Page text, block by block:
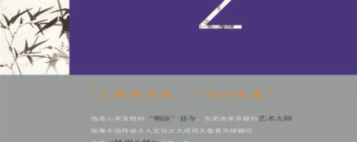
女裝 化妝保養
日本購物 電子/紙本書
HOT